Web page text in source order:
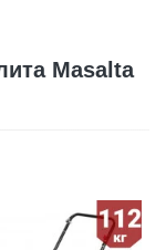
Masalta